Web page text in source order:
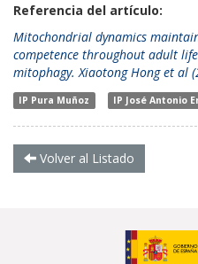
Referencia del artículo:
Mitochondrial dynamics
competence throughout adult
mitophagy. Xiaotong Hong et al
IP Pura Muñoz IP José Antonio
Volver al Listado